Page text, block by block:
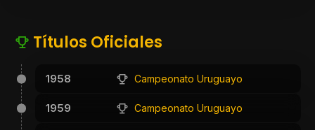
Títulos Oficiales
1958 Campeonato Uruguayo
1959 Campeonato Uruguayo